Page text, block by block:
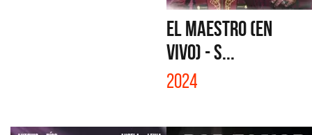
EL MAESTRO (EN
VIVO) - S...
2024